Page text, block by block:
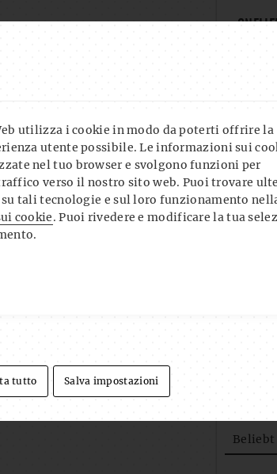
utilizza i cookie in modo da poterti offrire la
utente possibile. Le informazioni sui
nel tuo browser e svolgono funzioni per
verso il nostro sito web. Puoi trovare
tali tecnologie e sul loro funzionamento
cookie. Puoi rivedere e modificare la tua
tutto Salva impostazioni
FROG
MI.,
Beliebt